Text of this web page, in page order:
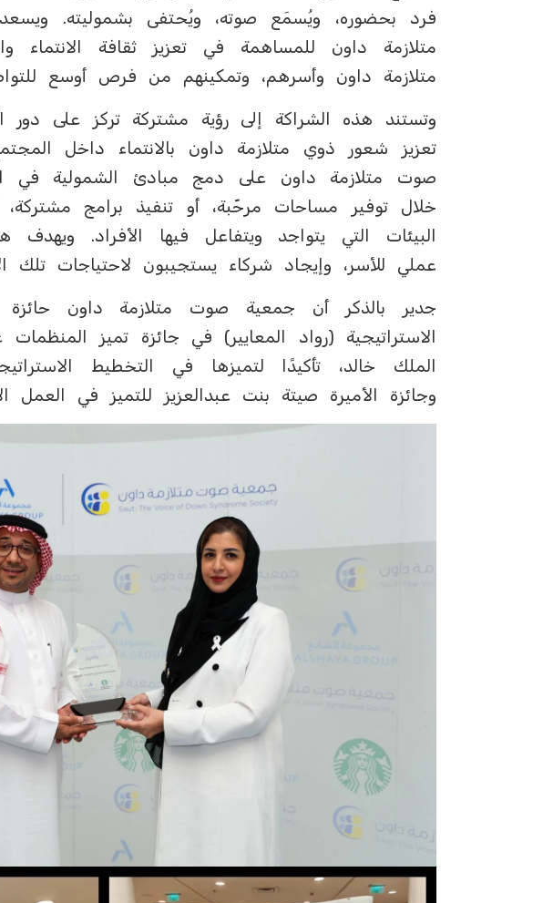
فرد بحضوره، ويُسمَع صوته، ويُحتفى بشموليته.
متلازمة داون للمساهمة في تعزيز ثقافة الانتماء
متلازمة داون وأسرهم، وتمكينهم من فرص أوسع
وتستند هذه الشراكة إلى رؤية مشتركة تركز على دور
تعزيز شعور ذوي متلازمة داون بالانتماء داخل
صوت متلازمة داون على دمج مبادئ الشمولية في
خلال توفير مساحات مرحّبة، أو تنفيذ برامج مشتركة،
البيئات التي يتواجد ويتفاعل فيها الأفراد.
عملي للأسر، وإيجاد شركاء يستجيبون لاحتياجات تلك
جدير بالذكر أن جمعية صوت متلازمة داون
الملك خالد، تأكيدًا لتميزها في التخطيط
وجائزة الأميرة صيتة بنت عبدالعزيز للتميز في العمل